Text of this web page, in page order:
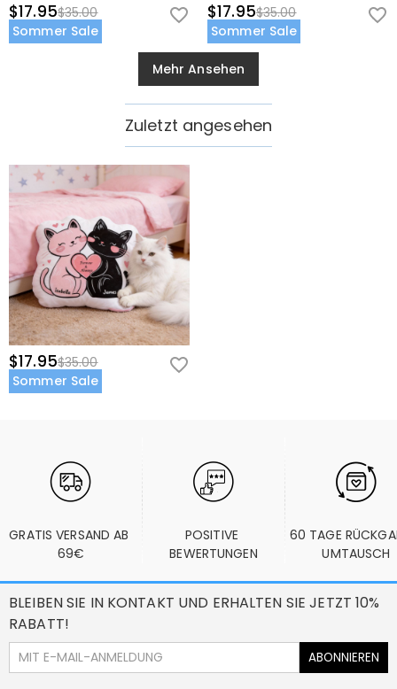
$17.95$35.00
Sommer Sale
$17.95$35.00
Sommer Sale
Mehr Ansehen
Zuletzt angesehen
$17.95$35.00
Sommer Sale
GRATIS VERSAND AB
69€
POSITIVE
BEWERTUNGEN
60 TAGE
UMTAUSCH
BLEIBEN SIE IN KONTAKT UND ERHALTEN SIE JETZT 10%
RABATT!
ABONNIEREN